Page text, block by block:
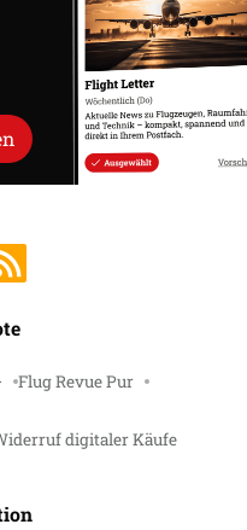
Flug Revue Pur
digitaler Käufe